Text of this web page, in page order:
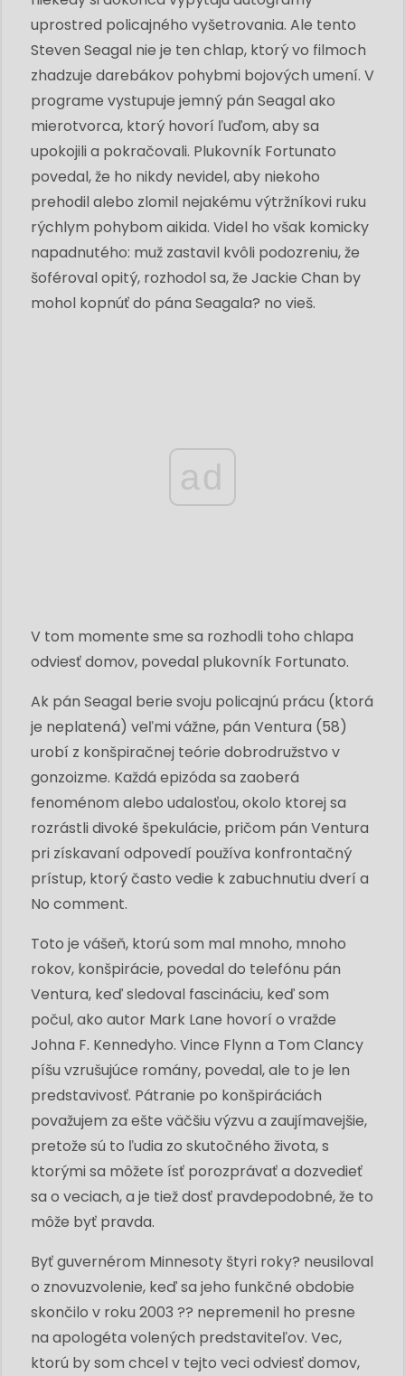
uprostred policajného vyšetrovania. Ale tento
Steven Seagal nie je ten chlap, ktorý vo filmoch
zhadzuje darebákov pohybmi bojových umení. V
programe vystupuje jemný pán Seagal ako
mierotvorca, ktorý hovorí ľuďom, aby sa
upokojili a pokračovali. Plukovník Fortunato
povedal, že ho nikdy nevidel, aby niekoho
prehodil alebo zlomil nejakému výtržníkovi ruku
rýchlym pohybom aikida. Videl ho však komicky
napadnutého: muž zastavil kvôli podozreniu, že
šoféroval opitý, rozhodol sa, že Jackie Chan by
mohol kopnúť do pána Seagala? no vieš.
ad
V tom momente sme sa rozhodli toho chlapa
odviesť domov, povedal plukovník Fortunato.
Ak pán Seagal berie svoju policajnú prácu (ktorá
je neplatená) veľmi vážne, pán Ventura (58)
urobí z konšpiračnej teórie dobrodružstvo v
gonzoizme. Každá epizóda sa zaoberá
fenoménom alebo udalosťou, okolo ktorej sa
rozrástli divoké špekulácie, pričom pán Ventura
pri získavaní odpovedí používa konfrontačný
prístup, ktorý často vedie k zabuchnutiu dverí a
No comment.
Toto je vášeň, ktorú som mal mnoho, mnoho
rokov, konšpirácie, povedal do telefónu pán
Ventura, keď sledoval fascináciu, keď som
počul, ako autor Mark Lane hovorí o vražde
Johna F. Kennedyho. Vince Flynn a Tom Clancy
píšu vzrušujúce romány, povedal, ale to je len
predstavivosť. Pátranie po konšpiráciách
považujem za ešte väčšiu výzvu a zaujímavejšie,
pretože sú to ľudia zo skutočného života, s
ktorými sa môžete ísť porozprávať a dozvedieť
sa o veciach, a je tiež dosť pravdepodobné, že to
môže byť pravda.
Byť guvernérom Minnesoty štyri roky? neusiloval
o znovuzvolenie, keď sa jeho funkčné obdobie
skončilo v roku 2003 ?? nepremenil ho presne
na apologéta volených predstaviteľov. Vec,
ktorú by som chcel v tejto veci odviesť domov,